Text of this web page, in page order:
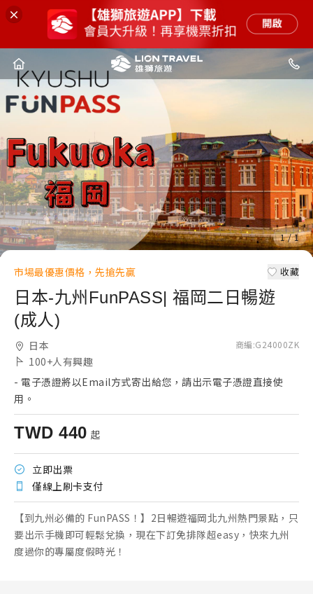
1/1
市場最優惠價格，先搶先贏 收藏
日本-九州FunPASS| 福岡二日暢遊
(成人)
日本
100+人有興趣
商編:G24000ZK
- 電子憑證將以Email方式寄出給您，請出示電子憑證直接使
用。
TWD 440 起
立即出票
僅線上刷卡支付
【到九州必備的 FunPASS！】2日暢遊福岡北九州熱門景點，只
要出示手機即可輕鬆兌換，現在下訂免排隊超easy，快來九州
度過你的專屬度假時光！